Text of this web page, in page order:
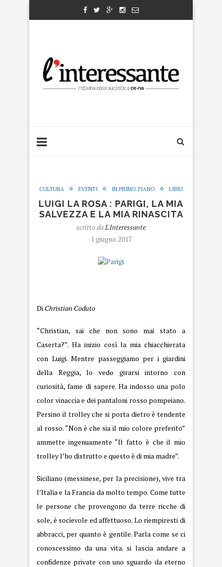
CULTURA EVENTI IN PRIMO PIANO LIBRI
LUIGI LA ROSA : PARIGI, LA MIA
SALVEZZA E LA MIA RINASCITA
scritto da L'Interessante
1 giugno 2017
Di Christian Coduto
“Christian, sai che non sono mai stato a
Caserta?”. Ha inizio così la mia chiacchierata
con Luigi. Mentre passeggiamo per i giardini
della Reggia, lo vedo girarsi intorno con
curiosità, fame di sapere. Ha indosso una polo
color vinaccia e dei pantaloni rosso pompeiano.
Persino il trolley che si porta dietro è tendente
al rosso. “Non è che sia il mio colore preferito”
ammette ingenuamente “Il fatto è che il mio
trolley l’ho distrutto e questo è di mia madre”.
Siciliano (messinese, per la precisione), vive tra
l’Italia e la Francia da molto tempo. Come tutte
le persone che provengono da terre ricche di
sole, è socievole ed affettuoso. Lo riempiresti di
abbracci, per quanto è gentile. Parla come se ci
conoscessimo da una vita. si lascia andare a
confidenze private con uno sguardo da eterno